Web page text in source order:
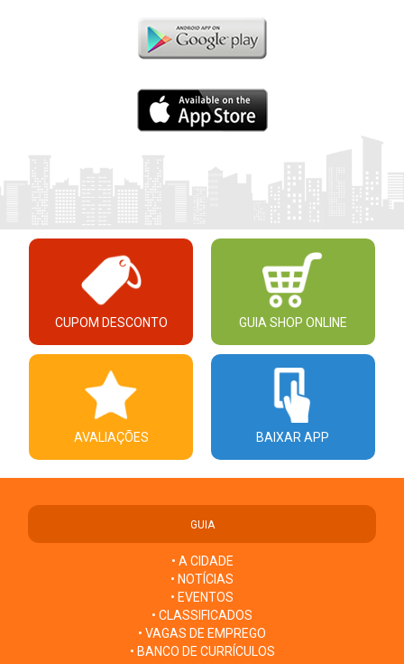
CUPOM DESCONTO GUIA SHOP ONLINE
AVALIAÇÕES BAIXAR APP
GUIA
• A CIDADE
• NOTÍCIAS
• EVENTOS
• CLASSIFICADOS
• VAGAS DE EMPREGO
• BANCO DE CURRÍCULOS